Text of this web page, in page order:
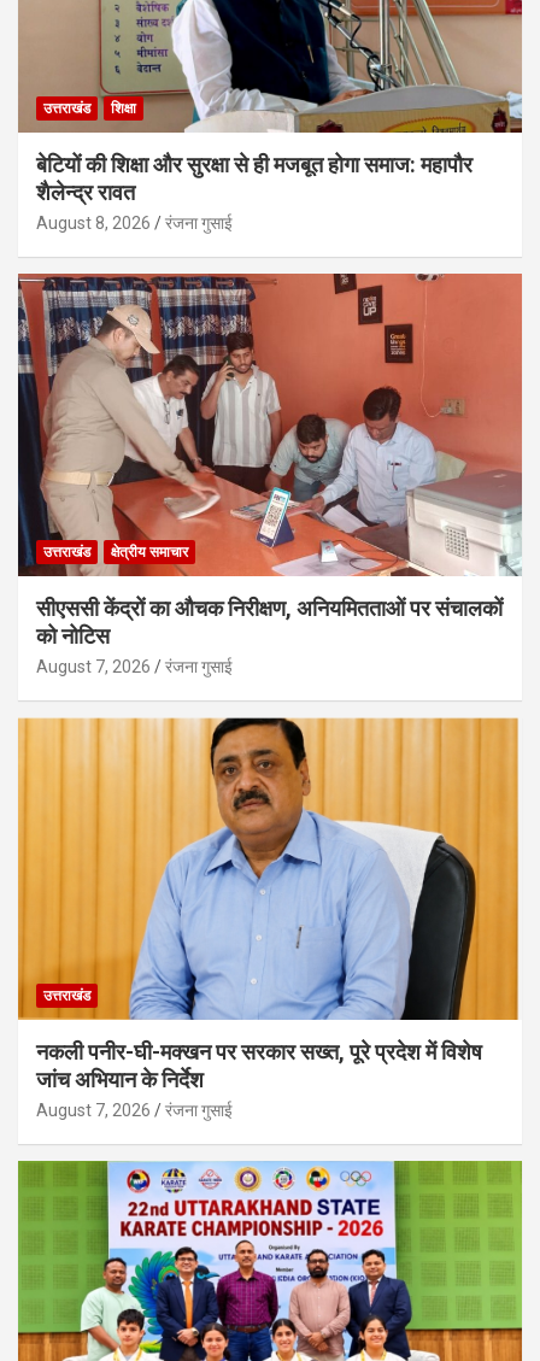
उत्तराखंड शिक्षा
बेटियों की शिक्षा और सुरक्षा से ही मजबूत होगा समाज: महापौर
शैलेन्द्र रावत
August 8, 2026 रंजना गुसाई
उत्तराखंड क्षेत्रीय समाचार
सीएससी केंद्रों का औचक निरीक्षण, अनियमितताओं पर संचालकों
को नोटिस
August 7, 2026 रंजना गुसाई
उत्तराखंड
नकली पनीर-घी-मक्खन पर सरकार सख्त, पूरे प्रदेश में विशेष
जांच अभियान के निर्देश
August 7, 2026 रंजना गुसाई